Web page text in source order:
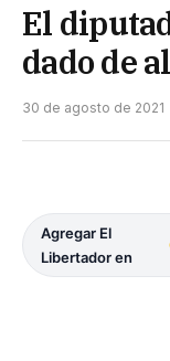
El
dado de
30 de agosto de 2021
Agregar El
Libertador en